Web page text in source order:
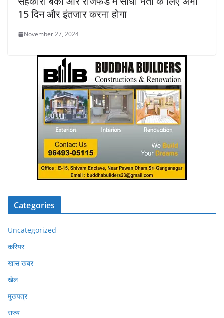
15 दिन और इंतजार करना होगा
November 27, 2024
Categories
Uncategorized
करियर
खास खबर
खेल
मुखपत्र
राज्य